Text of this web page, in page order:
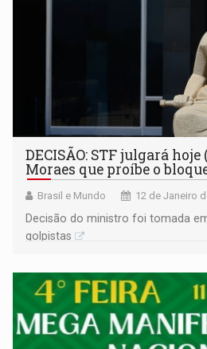
DECISÃO: STF julgará hoje
Moraes que proíbe o
Brasil e Mundo 12 de Janeiro
Decisão do ministro foi tomada
golpistas